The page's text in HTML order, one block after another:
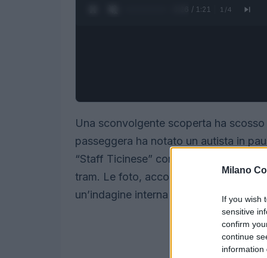
Milano
If you wish
sensitive
confirm
continue
information
0:27 / 1:21 1 /4
Una sconvolgente scoperta ha
passeggera ha notato un autista in
“Staff Ticinese” con immagini di
tram. Le foto, accompagnate da
un’indagine interna e una denuncia